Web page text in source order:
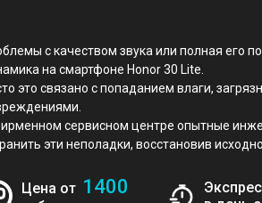
с качеством звука или полная его
на смартфоне Honor 30 Lite.
это связано с попаданием влаги,
сервисном центре опытные
эти неполадки, восстановив
Цена от 1400